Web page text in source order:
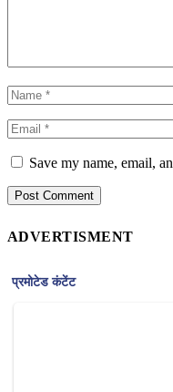
Save my name, email,
ADVERTISMENT